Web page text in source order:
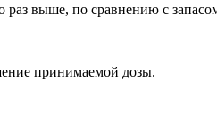
выше, по сравнению с
принимаемой дозы.